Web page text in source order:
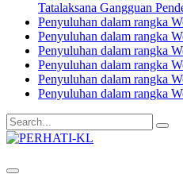
Tatalaksana Gangguan
Penyuluhan dalam rangka
Penyuluhan dalam rangka
Penyuluhan dalam rangka
Penyuluhan dalam rangka
Penyuluhan dalam rangka
Penyuluhan dalam rangka
Search
for: